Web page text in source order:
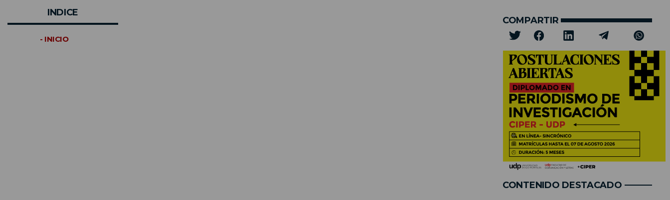
INDICE
- INICIO
COMPARTIR
CONTENIDO DESTACADO